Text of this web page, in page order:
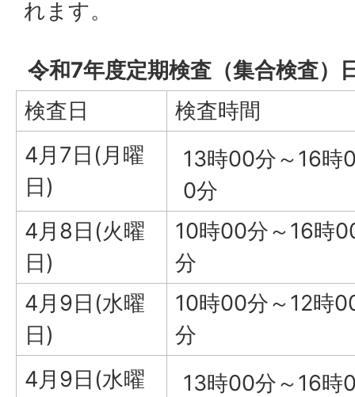
れます。
令和7年度定期検査（集合検査）
検査日
検査時間
4月7日(月曜
日)
13時00分～16時
0分
4月8日(火曜
日)
10時00分～16時
分
4月9日(水曜
日)
10時00分～12時
分
4月9日(水曜
13時00分～16時